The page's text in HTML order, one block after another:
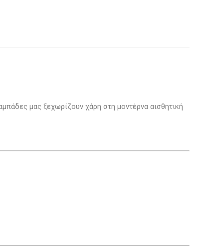
μας ξεχωρίζουν χάρη στη μοντέρνα αισθητική